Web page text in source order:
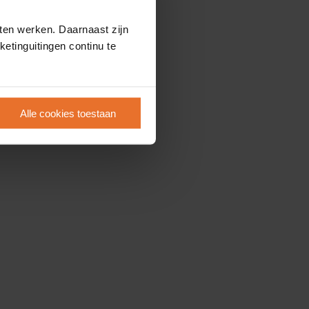
werken. Daarnaast zijn
continu te
Alle cookies toestaan